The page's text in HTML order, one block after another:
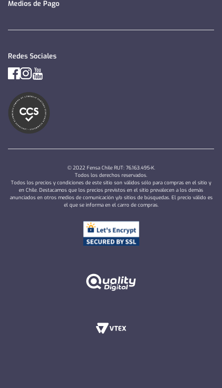
Medios de Pago
Redes Sociales
© 2022 Fensa Chile RUT: 76.163.495-K.
Todos los derechos reservados.
Todos los precios y condiciones de este sitio son válidos sólo para compras en el sitio y
en Chile. Destacamos que los precios previstos en el sitio prevalecen a los demás
anunciados en otros medios de comunicación y/o sitios de búsquedas. El precio válido es
el que se informa en el carro de compras.